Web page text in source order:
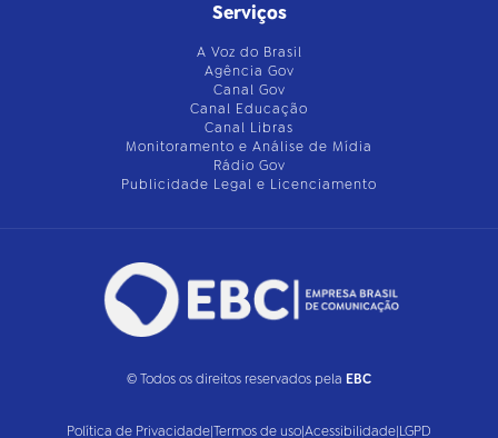
Serviços
A Voz do Brasil
Agência Gov
Canal Gov
Canal Educação
Canal Libras
Monitoramento e Análise de Mídia
Rádio Gov
Publicidade Legal e Licenciamento
© Todos os direitos reservados pela EBC
Política de Privacidade|Termos de uso|Acessibilidade|LGPD